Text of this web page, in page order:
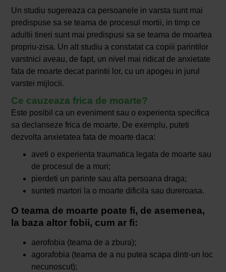
Un studiu sugereaza ca persoanele in varsta sunt mai
predispuse sa se teama de procesul mortii, in timp ce
adultii tineri sunt mai predispusi sa se teama de moartea
propriu-zisa. Un alt studiu a constatat ca copiii parintilor
varstnici aveau, de fapt, un nivel mai ridicat de anxietate
fata de moarte decat parintii lor, cu un apogeu in jurul
varstei mijlocii.
Ce cauzeaza frica de moarte?
Este posibil ca un eveniment sau o experienta specifica
sa declanseze frica de moarte. De exemplu, puteti
dezvolta anxietatea fata de moarte daca:
aveti o experienta traumatica legata de moarte sau
de procesul de a muri;
pierdeti un parinte sau alta persoana draga;
sunteti martori la o moarte dificila sau dureroasa.
O teama de moarte poate fi, de asemenea,
la baza altor fobii, cum ar fi:
aerofobia (teama de a zbura);
agorafobia (teama de a nu putea scapa dintr-un loc
necunoscut);